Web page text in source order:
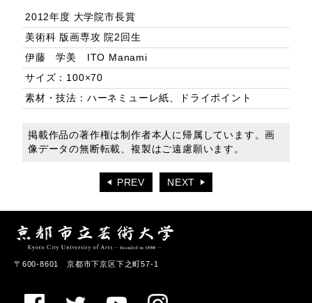
2012年度 大学院市長賞
美術科 版画専攻 院2回生
伊藤 学美 ITO Manami
サイズ：100×70
素材・技法：ハーネミューレ紙、ドライポイント
掲載作品の著作権は制作者本人に帰属しています。画
像データの無断転載、複製はご遠慮願います。
PREV NEXT
〒600-8601 京都市下京区下之町57-1